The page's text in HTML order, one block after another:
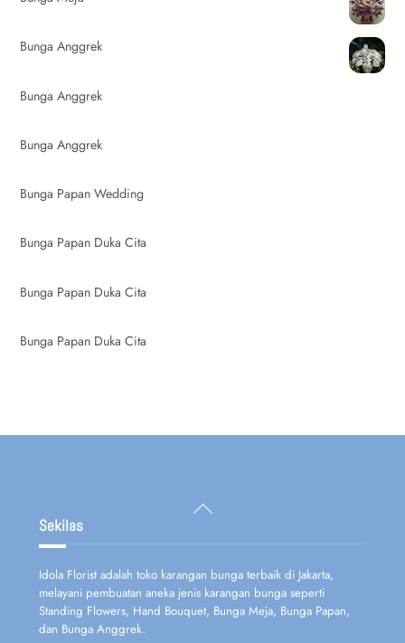
Bunga Anggrek
Bunga Anggrek
Bunga Anggrek
Bunga Papan Wedding
Bunga Papan Duka Cita
Bunga Papan Duka Cita
Bunga Papan Duka Cita
Back
Sekilas
Idola Florist adalah toko karangan bunga terbaik di Jakarta,
melayani pembuatan aneka jenis karangan bunga seperti
Standing Flowers, Hand Bouquet, Bunga Meja, Bunga Papan,
dan Bunga Anggrek.